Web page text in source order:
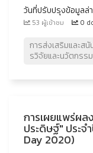
วันที่ปรับปรุงข้อมูลล่
53 ผู้เข้าชม 0
การส่งเสริมและส
รวิจัยและนวัตกรรม
การเผยแพร่ผล
ประดิษฐ์" ประจ
Day 2020)